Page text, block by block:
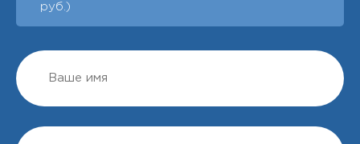
руб.)